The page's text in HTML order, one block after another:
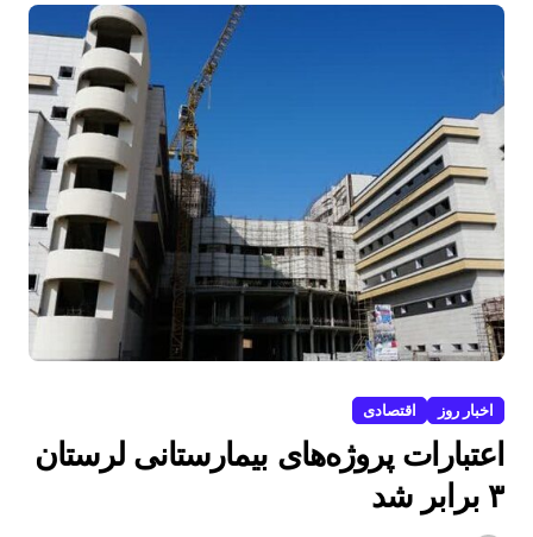
اخبار روز اقتصادی
اعتبارات پروژه‌های بیمارستانی لرستان
۳ برابر شد